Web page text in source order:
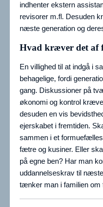
indhenter ekstern
revisorer m.fl. Desuden
næste generation og
Hvad kræver det af
En villighed til at indgå i
behagelige, fordi
gang. Diskussioner på
økonomi og kontrol
desuden en vis
ejerskabet i fremtiden.
sammen i et
fætre og kusiner. Eller
på egne ben? Har man
uddannelseskrav til
tænker man i familien om